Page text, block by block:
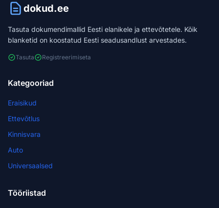
dokud.ee
Tasuta dokumendimallid Eesti elanikele ja ettevõtetele. Kõik
blanketid on koostatud Eesti seadusandlust arvestades.
Tasuta Registreerimiseta
Kategooriad
Eraisikud
Ettevõtlus
Kinnisvara
Auto
Universaalsed
Tööriistad